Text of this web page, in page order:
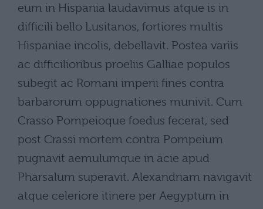
eum in Hispania laudavimus atque is in
difficili bello Lusitanos, fortiores multis
Hispaniae incolis, debellavit. Postea variis
ac difficilioribus proeliis Galliae populos
subegit ac Romani imperii fines contra
barbarorum oppugnationes munivit. Cum
Crasso Pompeioque foedus fecerat, sed
post Crassi mortem contra Pompeium
pugnavit aemulumque in acie apud
Pharsalum superavit. Alexandriam navigavit
atque celeriore itinere per Aegyptum in